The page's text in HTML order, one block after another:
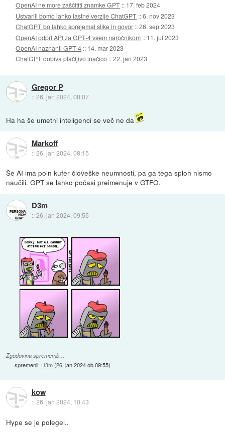
OpenAI ne more zaščititi znamke GPT :: 17. feb 2024
Ustvarili bomo lahko lastne verzije ChatGPT ::6. nov 2023
ChatGPT bo lahko sprejemal slike in govor ::26. sep 2023
OpenAI odprl API za GPT-4 vsem naročnikom :: 11. jul 2023
OpenAI naznanil GPT-4 :: 14. mar 2023
ChatGPT dobiva plačljivo inačico ::22. jan 2023
Gregor P
::26. jan 2024, 08:07
Ha ha še umetni inteligenci se več ne da
Markoff
::26. jan 2024, 08:15
Še AI ima poln kufer človeške neumnosti, pa ga tega sploh nismo
naučili. GPT se lahko počasi preimenuje v GTFO.
D3m
::26. jan 2024, 09:55
Zgodovina sprememb…
spremenil: D3m(26. jan 2024 ob 09:55)
kow
::26. jan 2024, 10:43
Hype se je polegel..